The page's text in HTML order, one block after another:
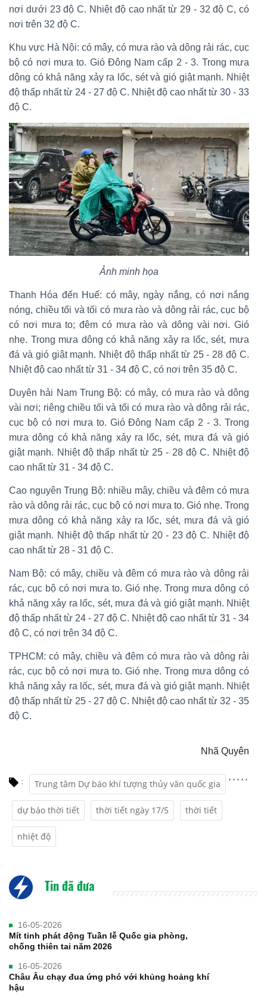
nơi dưới 23 độ C. Nhiệt độ cao nhất từ 29 - 32 độ C, có
nơi trên 32 độ C.
Khu vực Hà Nội: có mây, có mưa rào và dông rải rác, cục
bộ có nơi mưa to. Gió Đông Nam cấp 2 - 3. Trong mưa
dông có khả năng xảy ra lốc, sét và gió giật mạnh. Nhiệt
độ thấp nhất từ 24 - 27 độ C. Nhiệt độ cao nhất từ 30 - 33
độ C.
Ảnh minh họa
Thanh Hóa đến Huế: có mây, ngày nắng, có nơi nắng
nóng, chiều tối và tối có mưa rào và dông rải rác, cục bộ
có nơi mưa to; đêm có mưa rào và dông vài nơi. Gió
nhẹ. Trong mưa dông có khả năng xảy ra lốc, sét, mưa
đá và gió giật mạnh. Nhiệt độ thấp nhất từ 25 - 28 độ C.
Nhiệt độ cao nhất từ 31 - 34 độ C, có nơi trên 35 độ C.
Duyên hải Nam Trung Bộ: có mây, có mưa rào và dông
vài nơi; riêng chiều tối và tối có mưa rào và dông rải rác,
cục bộ có nơi mưa to. Gió Đông Nam cấp 2 - 3. Trong
mưa dông có khả năng xảy ra lốc, sét, mưa đá và gió
giật mạnh. Nhiệt độ thấp nhất từ 25 - 28 độ C. Nhiệt độ
cao nhất từ 31 - 34 độ C.
Cao nguyên Trung Bộ: nhiều mây, chiều và đêm có mưa
rào và dông rải rác, cục bộ có nơi mưa to. Gió nhẹ. Trong
mưa dông có khả năng xảy ra lốc, sét, mưa đá và gió
giật mạnh. Nhiệt độ thấp nhất từ 20 - 23 độ C. Nhiệt độ
cao nhất từ 28 - 31 độ C.
Nam Bộ: có mây, chiều và đêm có mưa rào và dông rải
rác, cục bộ có nơi mưa to. Gió nhẹ. Trong mưa dông có
khả năng xảy ra lốc, sét, mưa đá và gió giật mạnh. Nhiệt
độ thấp nhất từ 24 - 27 độ C. Nhiệt độ cao nhất từ 31 - 34
độ C, có nơi trên 34 độ C.
TPHCM: có mây, chiều và đêm có mưa rào và dông rải
rác, cục bộ có nơi mưa to. Gió nhẹ. Trong mưa dông có
khả năng xảy ra lốc, sét, mưa đá và gió giật mạnh. Nhiệt
độ thấp nhất từ 25 - 27 độ C. Nhiệt độ cao nhất từ 32 - 35
độ C.
Nhã Quyên
: Trung tâm Dự báo khí tượng thủy văn quốc gia
,
dự báo thời tiết
,
thời tiết ngày 17/5
,
thời tiết
,
nhiệt độ
,
Tin đã đưa
16-05-2026
Mít tinh phát động Tuần lễ Quốc gia phòng,
chống thiên tai năm 2026
16-05-2026
Châu Âu chạy đua ứng phó với khủng hoảng khí
hậu